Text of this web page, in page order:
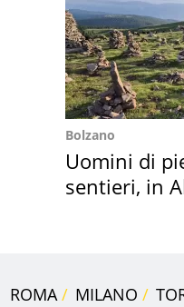
Bolzano
Uomini di
sentieri, in
ROMA MILANO